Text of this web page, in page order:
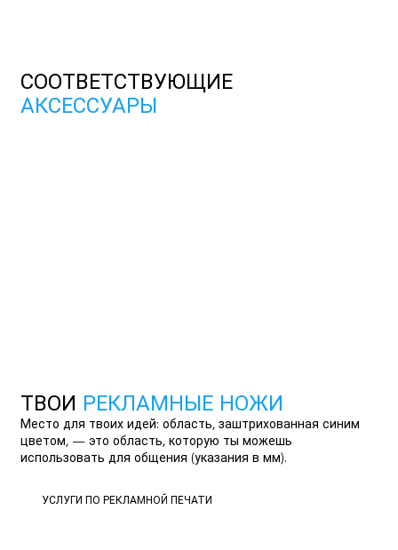
СООТВЕТСТВУЮЩИЕ
АКСЕССУАРЫ
ТВОИ РЕКЛАМНЫЕ НОЖИ
Место для твоих идей: область, заштрихованная синим
цветом, — это область, которую ты можешь
использовать для общения (указания в мм).
УСЛУГИ ПО РЕКЛАМНОЙ ПЕЧАТИ